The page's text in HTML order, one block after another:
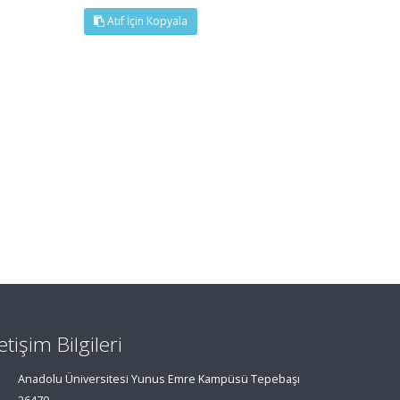
Atıf İçin Kopyala
Bilgileri
Anadolu Üniversitesi Yunus Emre Kampüsü Tepebaşı